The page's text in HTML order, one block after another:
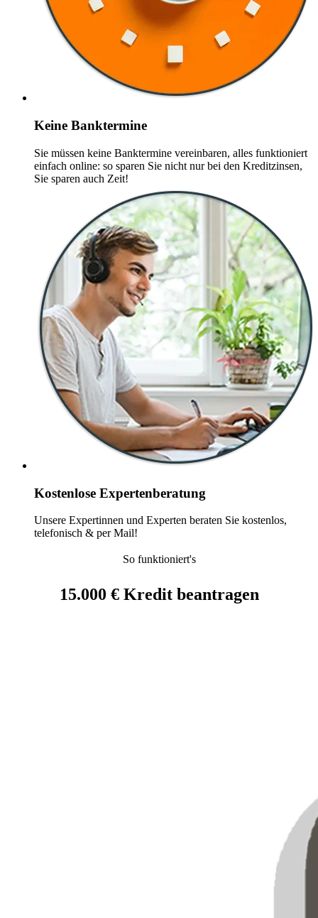
Keine Banktermine
Sie müssen keine Banktermine vereinbaren, alles funktioniert
einfach online: so sparen Sie nicht nur bei den Kreditzinsen,
Sie sparen auch Zeit!
Kostenlose Expertenberatung
Unsere Expertinnen und Experten beraten Sie kostenlos,
telefonisch & per Mail!
So funktioniert's
15.000 € Kredit beantragen